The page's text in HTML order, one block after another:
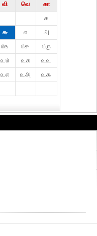
வி வெ
கா
௧
௬ ௭
௮
௰௩ ௰௪
௰௫
௨௰ ௨௧
௨௨
௨௭ ௨௮
௨௯